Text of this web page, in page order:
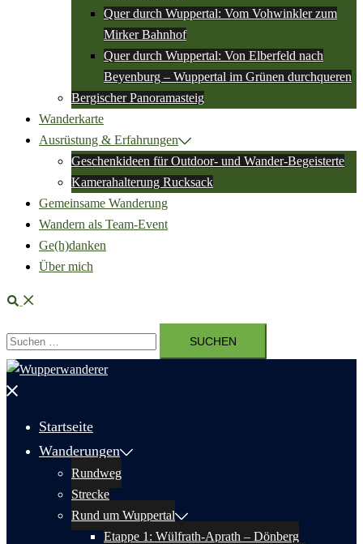
Quer durch Wuppertal: Vom Vohwinkler zum
Mirker Bahnhof
Quer durch Wuppertal: Von Elberfeld nach
Beyenburg – Wuppertal im Grünen durchqueren
Bergischer Panoramasteig
Wanderkarte
Ausrüstung & Erfahrungen
Geschenkideen für Outdoor- und Wander-Begeisterte
Kamerahalterung Rucksack
Gemeinsame Wanderung
Wandern als Team-Event
Ge(h)danken
Über mich
Suche
Suchen
nach:
Menü
Startseite
Wanderungen
Rundweg
Strecke
Rund um Wuppertal
Etappe 1: Wülfrath-Aprath – Dönberg